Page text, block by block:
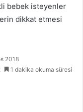
bebek isteyenler
dikkat etmesi
2018
1 dakika okuma süresi